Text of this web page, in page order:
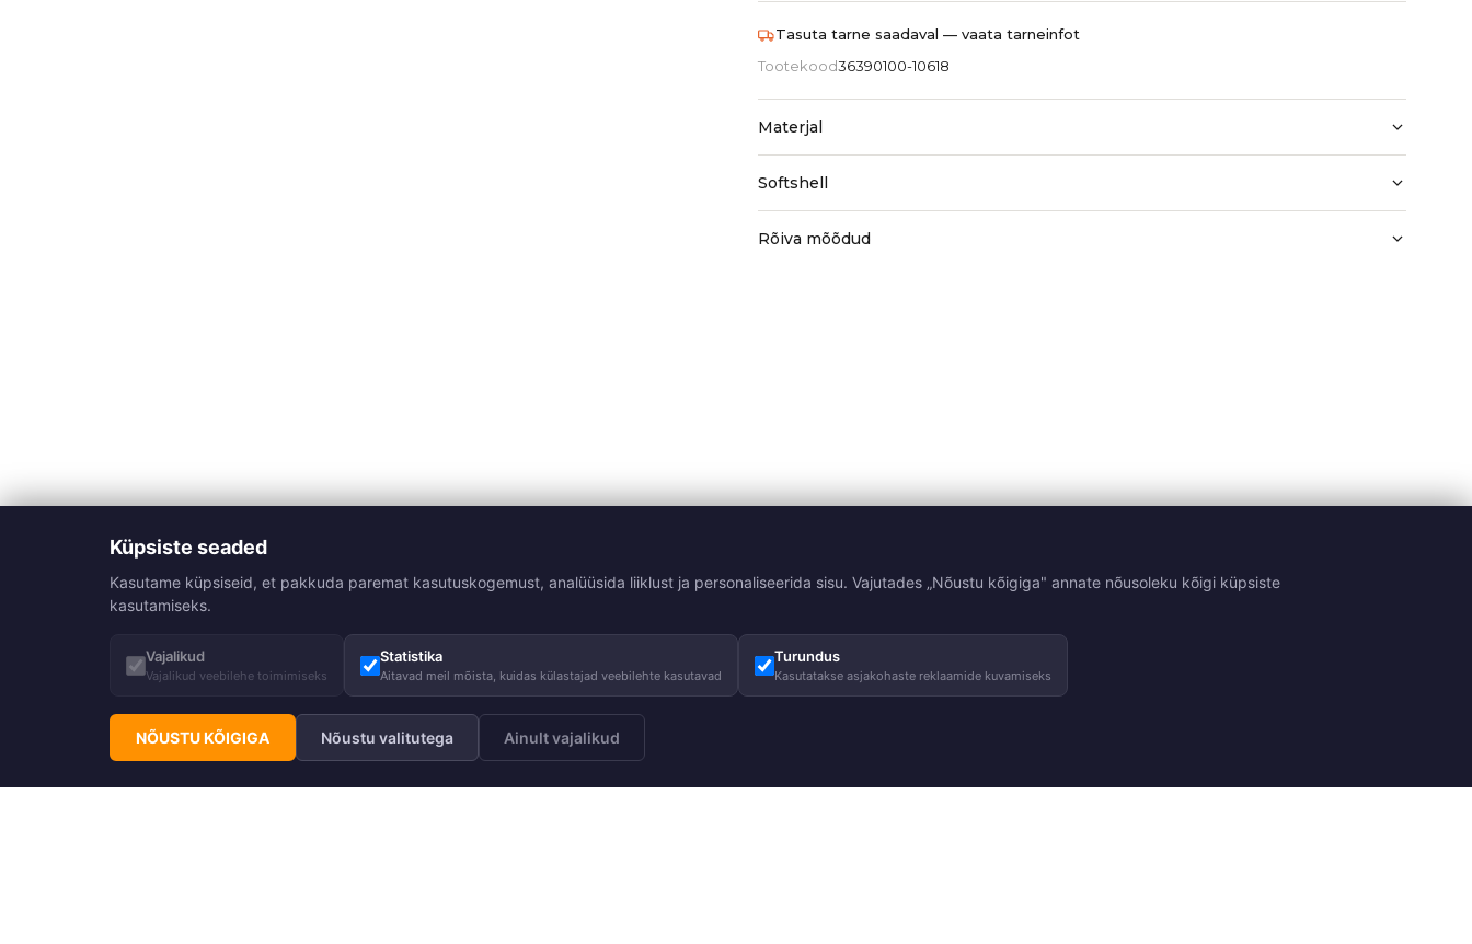
Tasuta tarne saadaval — vaata tarneinfot
Tootekood36390100-10618
Materjal
Softshell
Rõiva mõõdud
Küpsiste seaded
Kasutame küpsiseid, et pakkuda paremat kasutuskogemust, analüüsida liiklust ja personaliseerida sisu. Vajutades „Nõustu kõigiga" annate nõusoleku kõigi küpsiste
kasutamiseks.
Vajalikud
Vajalikud veebilehe toimimiseks
Statistika
Aitavad meil mõista, kuidas külastajad veebilehte kasutavad
Turundus
Kasutatakse asjakohaste reklaamide kuvamiseks
NÕUSTU KÕIGIGA Nõustu valitutega Ainult vajalikud